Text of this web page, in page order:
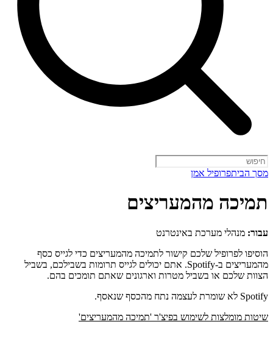
מסך הביתפרופיל אמן
תמיכה מהמעריצים
עבור: מנהלי מערכת באינטרנט
הוסיפו לפרופיל שלכם קישור לתמיכה מהמעריצים כדי לגייס כסף
מהמעריצים ב-Spotify. אתם יכולים לגייס תרומות בשבילכם, בשביל
הצוות שלכם או בשביל מטרות וארגונים שאתם תומכים בהם.
Spotify לא שומרת לעצמה נתח מהכסף שנאסף.
שיטות מומלצות לשימוש בפיצ'ר 'תמיכה מהמעריצים'